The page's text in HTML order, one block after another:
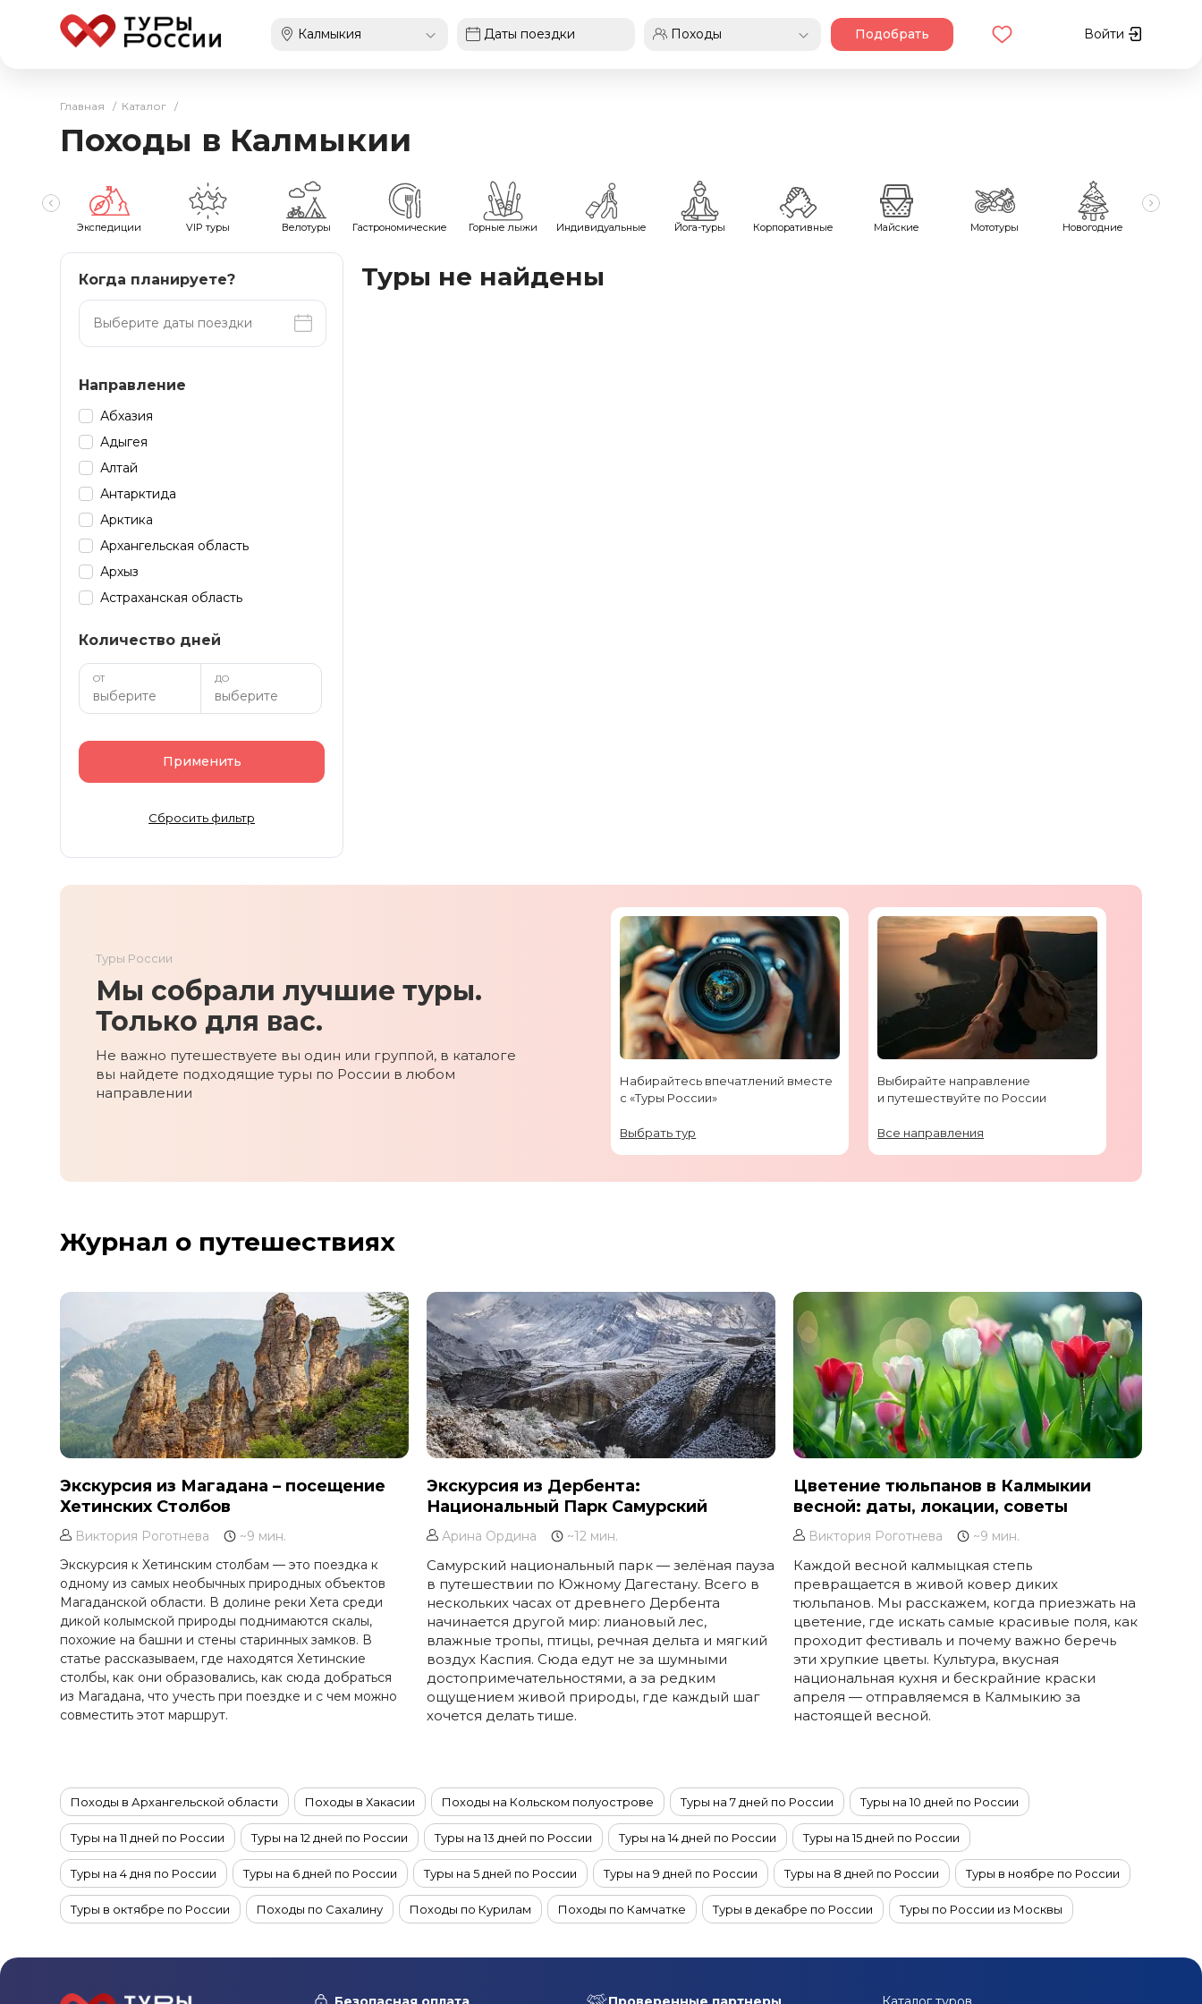
Подобрать Войти
Главная / Каталог /
Походы в Калмыкии
Экспедиции VIP туры Велотуры Гастрономические Горные лыжи Индивидуальные Йога-туры Корпоративные Майские Мототуры Новогодние
Когда планируете?
Направление
Абхазия
Адыгея
Алтай
Антарктида
Арктика
Архангельская область
Архыз
Астраханская область
Башкирия
Бурятия
Дагестан
Забайкалье
Зарубеж
Иркутская область
Кабардино-Балкария
Калмыкия
Камчатка
Карачаево-Черкесия
Колыма
Кольский полуостров
Москва и Московская область
Оймякон
Осетия
Остров Итуруп
Остров Кунашир
Остров Шикотан
Плато Путорана
Приморье
Самарская область
Сахалин
Сибирь
Соловецкие острова
Ставропольский край
Татарстан
Териберка
Тыва
Урал
Чечня
Чукотка
Шантарские Острова
Эльбрус
Якутия
Якутск
Количество дней
ОТ ДО
Применить
Сбросить фильтр
Туры не найдены
Туры России
Мы собрали лучшие туры.
Только для вас.
Не важно путешествуете вы один или группой, в каталоге
вы найдете подходящие туры по России в любом
направлении
Набирайтесь впечатлений вместе
с «Туры России»
Выбрать тур
Выбирайте направление
и путешествуйте по России
Все направления
Журнал о путешествиях
Экскурсия из Магадана – посещение
Хетинских Столбов
Виктория Роготнева
~9 мин.
Экскурсия к Хетинским столбам — это поездка к
одному из самых необычных природных объектов
Магаданской области. В долине реки Хета среди
дикой колымской природы поднимаются скалы,
похожие на башни и стены старинных замков. В
статье рассказываем, где находятся Хетинские
столбы, как они образовались, как сюда добраться
из Магадана, что учесть при поездке и с чем можно
совместить этот маршрут.
Экскурсия из Дербента:
Национальный Парк Самурский
Арина Ордина ~12 мин.
Самурский национальный парк — зелёная пауза
в путешествии по Южному Дагестану. Всего в
нескольких часах от древнего Дербента
начинается другой мир: лиановый лес,
влажные тропы, птицы, речная дельта и мягкий
воздух Каспия. Сюда едут не за шумными
достопримечательностями, а за редким
ощущением живой природы, где каждый шаг
хочется делать тише.
Цветение тюльпанов в Калмыкии
весной: даты, локации, советы
Виктория Роготнева ~9 мин.
Каждой весной калмыцкая степь
превращается в живой ковер диких
тюльпанов. Мы расскажем, когда приезжать на
цветение, где искать самые красивые поля, как
проходит фестиваль и почему важно беречь
эти хрупкие цветы. Культура, вкусная
национальная кухня и бескрайние краски
апреля — отправляемся в Калмыкию за
настоящей весной.
Походы в Архангельской области Походы в Хакасии Походы на Кольском полуострове Туры на 7 дней по России Туры на 10 дней по России
Туры на 11 дней по России Туры на 12 дней по России Туры на 13 дней по России Туры на 14 дней по России Туры на 15 дней по России
Туры на 4 дня по России Туры на 6 дней по России Туры на 5 дней по России Туры на 9 дней по России Туры на 8 дней по России Туры в ноябре по России
Туры в октябре по России Походы по Сахалину Походы по Курилам Походы по Камчатке Туры в декабре по России Туры по России из Москвы